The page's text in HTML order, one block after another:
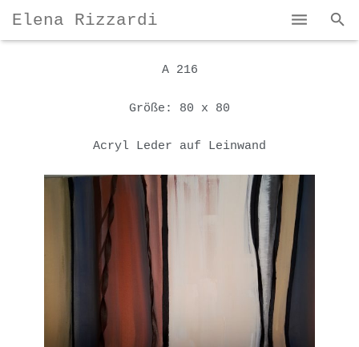
Elena Rizzardi
A 216
Größe: 80 x 80
Acryl Leder auf Leinwand